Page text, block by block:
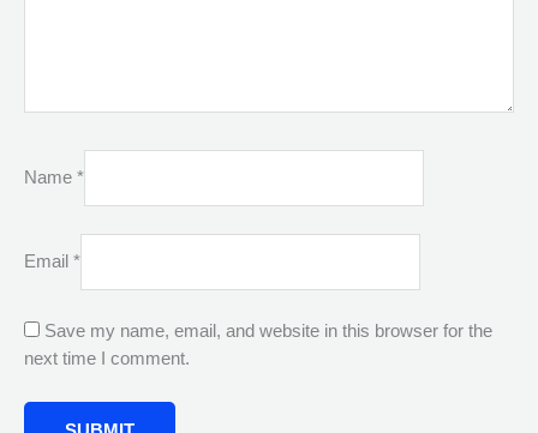
Name *
Email *
Save my name, email, and website in this browser for the
next time I comment.